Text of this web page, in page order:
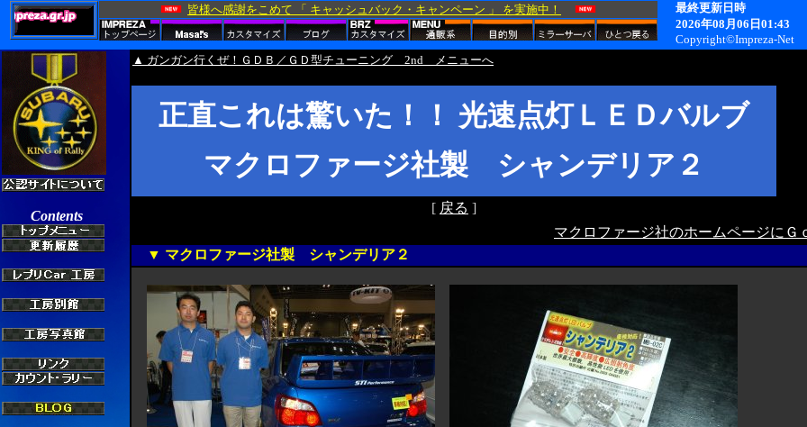
▲ ガンガン行くぜ！ＧＤＢ／ＧＤ型チューニング 2nd メニューへ
正直これは驚いた！！ 光速点灯ＬＥＤバルブ
マクロファージ社製 シャンデリア２
[ 戻る ]
マクロファージ社のホームページにＧ
▼ マクロファージ社製 シャンデリア２